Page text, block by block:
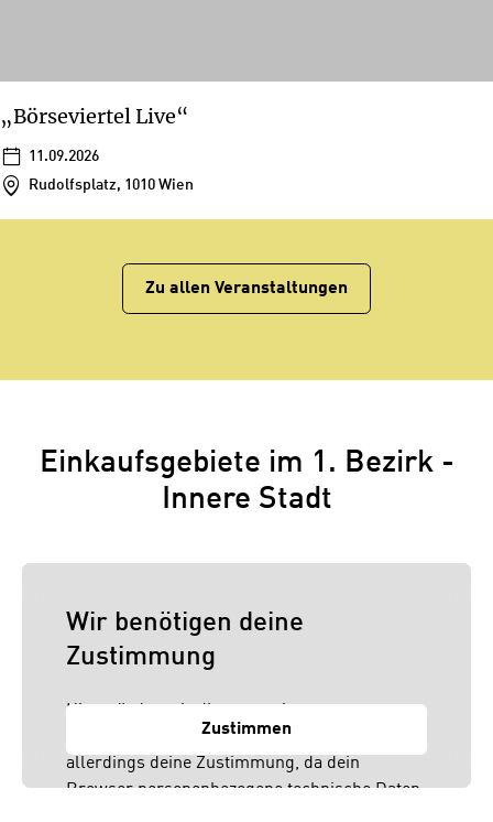
„Börseviertel Live“
11.09.2026
Rudolfsplatz, 1010 Wien
Zu allen Veranstaltungen
Einkaufsgebiete im 1. Bezirk -
Innere Stadt
Wir benötigen deine
Zustimmung
Hier würden wir dir gerne einen externen
Inhalt anzeigen. Dafür benötigen wir
allerdings deine Zustimmung, da dein
Browser personenbezogene technische Daten
Zustimmen